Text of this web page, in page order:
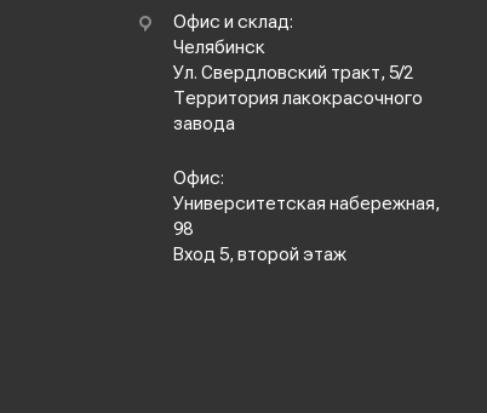
Офис и склад:
Челябинск
Ул. Свердловский тракт, 5/2
Территория лакокрасочного
завода
Офис:
Университетская набережная,
98
Вход 5, второй этаж